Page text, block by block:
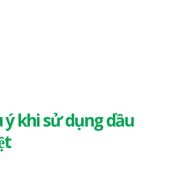
khi sử dụng dầu